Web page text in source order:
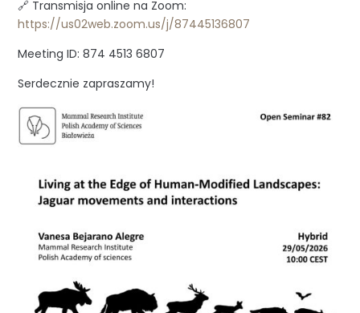
🔗 Transmisja online na Zoom:
https://us02web.zoom.us/j/87445136807
Meeting ID: 874 4513 6807
Serdecznie zapraszamy!